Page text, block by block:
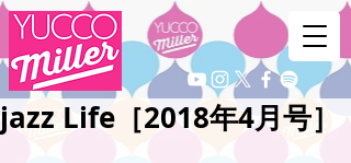
jazz Life［2018年4月号］